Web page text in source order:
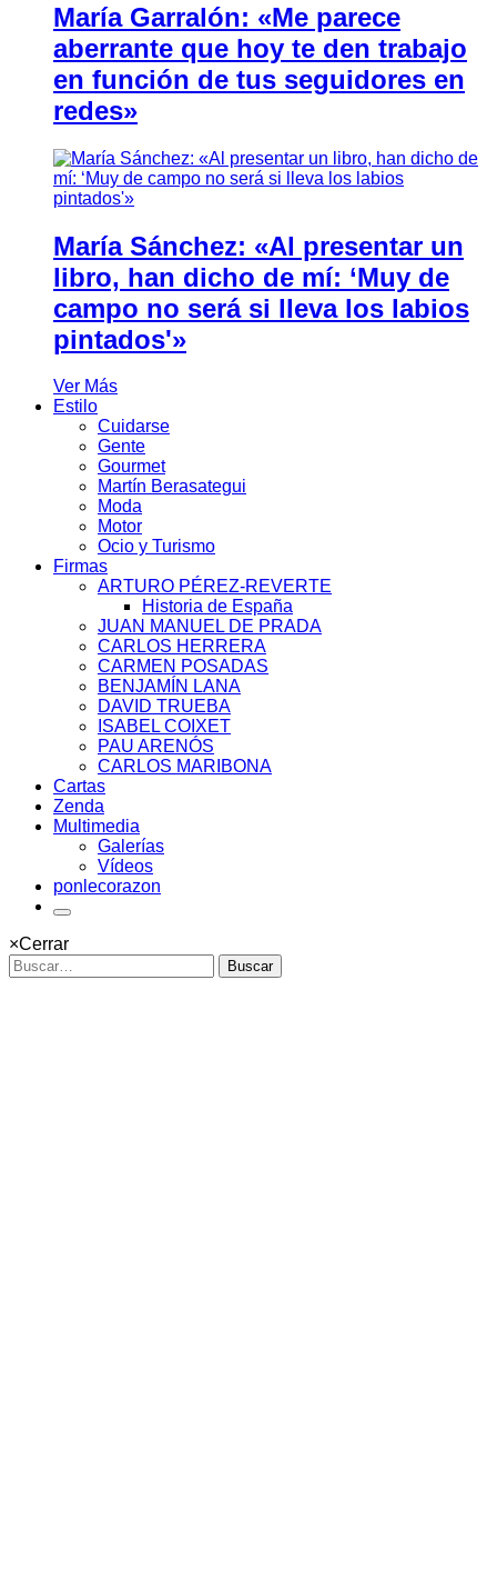
María Garralón: «Me parece
aberrante que hoy te den trabajo
en función de tus seguidores en
redes»
María Sánchez: «Al presentar un
libro, han dicho de mí: ‘Muy de
campo no será si lleva los labios
pintados'»
Ver Más
Estilo
Cuidarse
Gente
Gourmet
Martín Berasategui
Moda
Motor
Ocio y Turismo
Firmas
ARTURO PÉREZ-REVERTE
Historia de España
JUAN MANUEL DE PRADA
CARLOS HERRERA
CARMEN POSADAS
BENJAMÍN LANA
DAVID TRUEBA
ISABEL COIXET
PAU ARENÓS
CARLOS MARIBONA
Cartas
Zenda
Multimedia
Galerías
Vídeos
ponlecorazon
×Cerrar
Buscar